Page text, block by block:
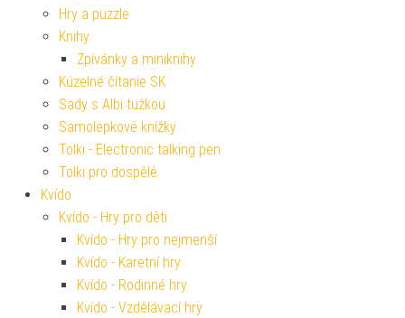
Hry a puzzle
Knihy
Zpívánky a miniknihy
Kúzelné čítanie SK
Sady s Albi tužkou
Samolepkové knížky
Tolki - Electronic talking pen
Tolki pro dospělé
Kvído
Kvído - Hry pro děti
Kvído - Hry pro nejmenší
Kvído - Karetní hry
Kvído - Rodinné hry
Kvído - Vzdělávací hry